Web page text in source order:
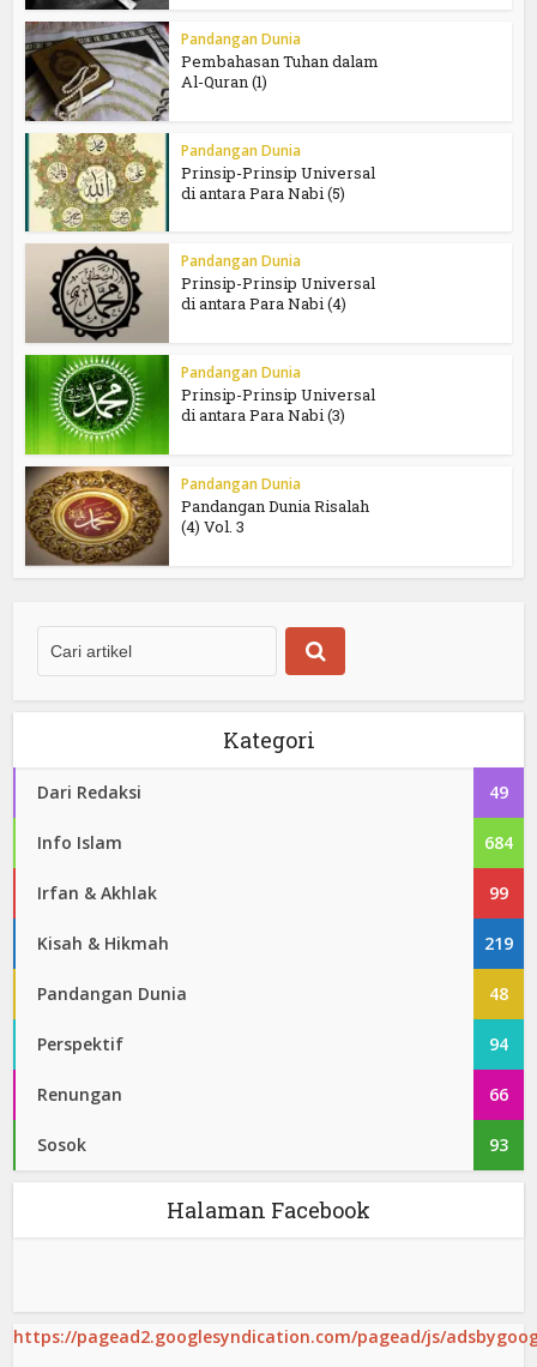
Pandangan Dunia
Pembahasan Tuhan dalam
Al-Quran (1)
Pandangan Dunia
Prinsip-Prinsip Universal
di antara Para Nabi (5)
Pandangan Dunia
Prinsip-Prinsip Universal
di antara Para Nabi (4)
Pandangan Dunia
Prinsip-Prinsip Universal
di antara Para Nabi (3)
Pandangan Dunia
Pandangan Dunia Risalah
(4) Vol. 3
Kategori
Dari Redaksi 49
Info Islam 684
Irfan & Akhlak 99
Kisah & Hikmah 219
Pandangan Dunia 48
Perspektif 94
Renungan 66
Sosok 93
Halaman Facebook
https://pagead2.googlesyndication.com/pagead/js/